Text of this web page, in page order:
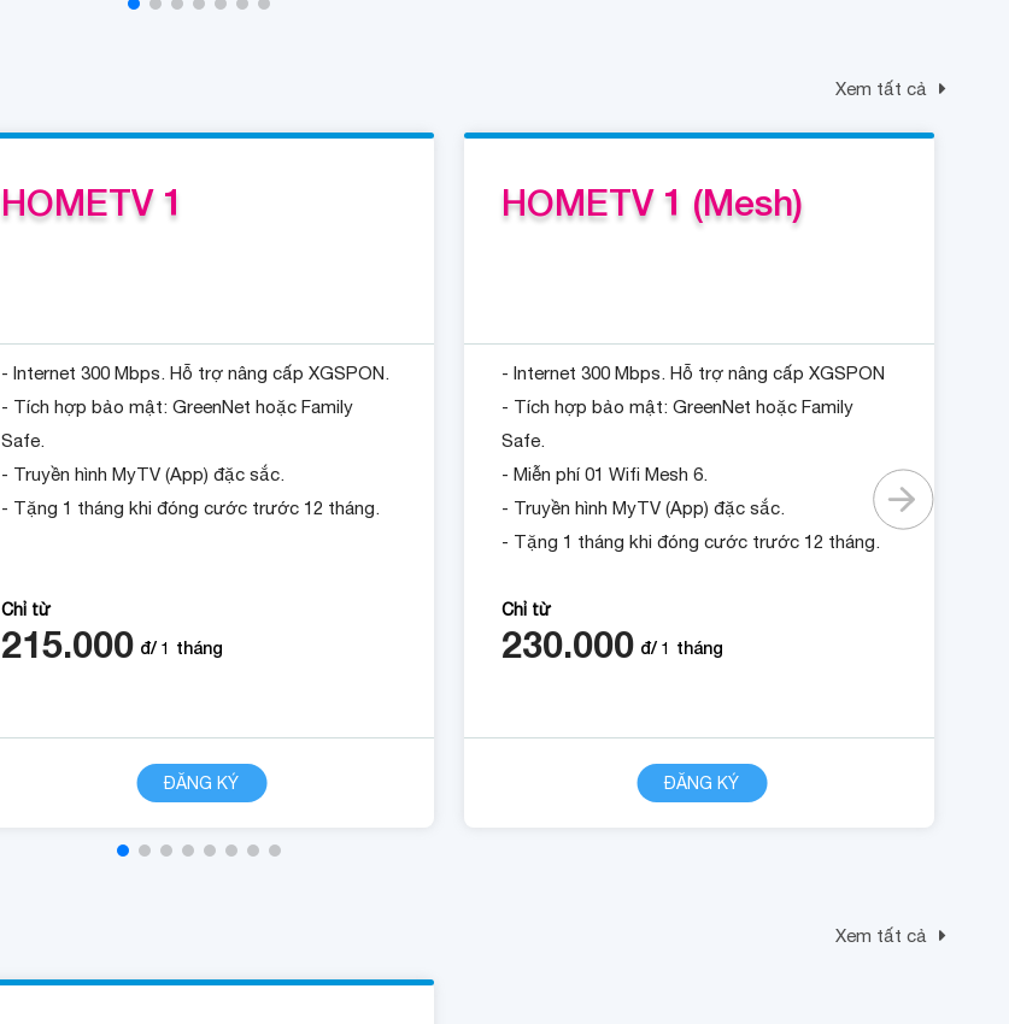
Xem tất cả
HOMETV 1
- Internet 300 Mbps. Hỗ trợ nâng cấp XGSPON.
- Tích hợp bảo mật: GreenNet hoặc Family
Safe.
- Truyền hình MyTV (App) đặc sắc.
- Tặng 1 tháng khi đóng cước trước 12 tháng.
Chỉ từ
215.000 đ/1 tháng
ĐĂNG KÝ
HOMETV 1 (Mesh)
- Internet 300 Mbps. Hỗ trợ nâng cấp XGSPON
- Tích hợp bảo mật: GreenNet hoặc Family
Safe.
- Miễn phí 01 Wifi Mesh 6.
- Truyền hình MyTV (App) đặc sắc.
- Tặng 1 tháng khi đóng cước trước 12 tháng.
Chỉ từ
230.000 đ/1 tháng
CHI TIẾT ĐĂNG KÝ
CHI TIẾT
Xem tất cả